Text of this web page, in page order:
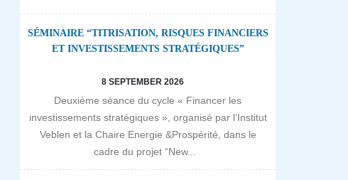
SÉMINAIRE “TITRISATION, RISQUES FINANCIERS
ET INVESTISSEMENTS STRATÉGIQUES”
8 SEPTEMBER 2026
Deuxième séance du cycle « Financer les
investissements stratégiques », organisé par l’Institut
Veblen et la Chaire Energie &Prospérité, dans le
cadre du projet “New...